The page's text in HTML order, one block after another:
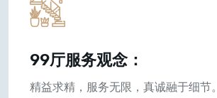
99厅服务观念：
精益求精，服务无限，真诚融于细节。